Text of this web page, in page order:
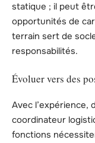
statique ; il peut
opportunités de
terrain sert de
responsabilités.
Évoluer vers des
Avec l’expérience,
coordinateur
fonctions